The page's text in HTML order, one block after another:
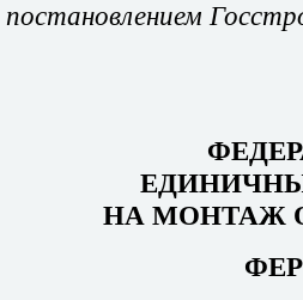
постановлением
НА МОНТАЖ